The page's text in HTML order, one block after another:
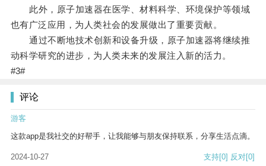
此外，原子加速器在医学、材料科学、环境保护等领域
也有广泛应用，为人类社会的发展做出了重要贡献。
通过不断地技术创新和设备升级，原子加速器将继续推
动科学研究的进步，为人类未来的发展注入新的活力。
#3#
评论
游客
这款app是我社交的好帮手，让我能够与朋友保持联系，分享生活点滴。
2024-10-27 支持[0] 反对[0]